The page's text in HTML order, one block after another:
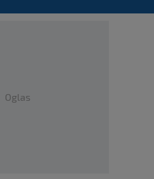
Oglas